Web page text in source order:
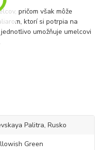
pričom však môže
ktorí si potrpia na
umožňuje umelcovi
Palitra, Rusko
Green